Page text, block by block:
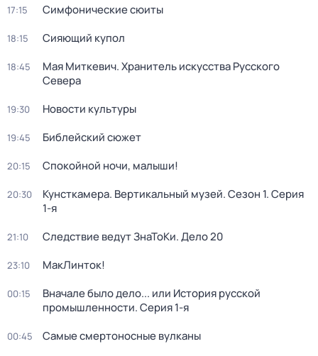
17:15 Симфонические сюиты
18:15 Сияющий купол
18:45
Мая Миткевич. Хранитель искусства Русского
Севера
19:30 Новости культуры
19:45 Библейский сюжет
20:15 Спокойной ночи, малыши!
20:30 Кунсткамера. Вертикальный музей. Сезон 1. Серия
1-я
21:10 Следствие ведут ЗнаТоКи. Дело 20
23:10 МакЛинток!
00:15
Вначале было дело... или История русской
промышленности. Серия 1-я
00:45 Самые смертоносные вулканы